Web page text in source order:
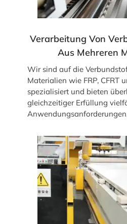
Verarbeitung Von
Aus Mehreren
Wir sind auf die
Materialien wie FRP, CFRT
spezialisiert und bieten
gleichzeitiger Erfüllung